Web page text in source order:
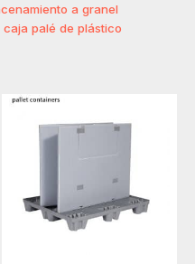
a granel
caja palé de plástico